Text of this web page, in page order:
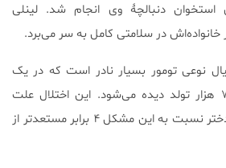
استخوان دنبالچۀ وی انجام شد. لینلی
خانواده‌اش در سلامتی کامل به سر می‌برد.
نوعی تومور بسیار نادر است که در یک
مورد از هر ۳۰ هزار تا ۷۰ هزار تولد دیده می‌شود. این اختلال علت
مشخصی ندارد و نوزادان دختر نسبت به این مشکل ۴ برابر مستعدتر از